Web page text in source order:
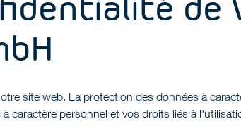
site web. La protection des données à
caractère personnel et vos droits liés à